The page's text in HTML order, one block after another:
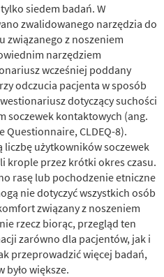
siedem badań. W
zwalidowanego narzędzia do
z noszeniem
narzędziem
wcześniej poddany
odczucia pacjenta w sposób
dotyczący suchości
soczewek kontaktowych (ang.
Questionnaire, CLDEQ-8).
liczbę użytkowników soczewek
krople przez krótki okres czasu.
rasę lub pochodzenie etniczne
nie dotyczyć wszystkich osób
związany z noszeniem
rzecz biorąc, przegląd ten
zarówno dla pacjentów, jak i
przeprowadzić więcej badań,
było większe.